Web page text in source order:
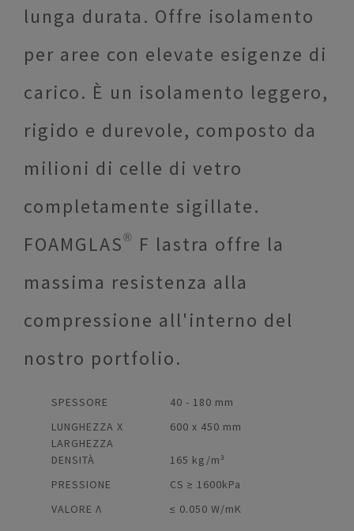
lunga durata. Offre isolamento
per aree con elevate esigenze di
carico. È un isolamento leggero,
rigido e durevole, composto da
milioni di celle di vetro
completamente sigillate.
FOAMGLAS® F lastra offre la
massima resistenza alla
compressione all'interno del
nostro portfolio.
SPESSORE
40 - 180 mm
LUNGHEZZA X
LARGHEZZA
600 x 450 mm
DENSITÀ
165 kg/m³
PRESSIONE
CS ≥ 1600kPa
VALORE Λ
≤ 0.050 W/mK